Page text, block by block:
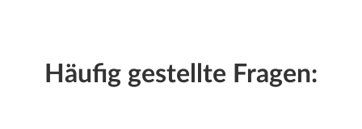
Häufig gestellte Fragen: